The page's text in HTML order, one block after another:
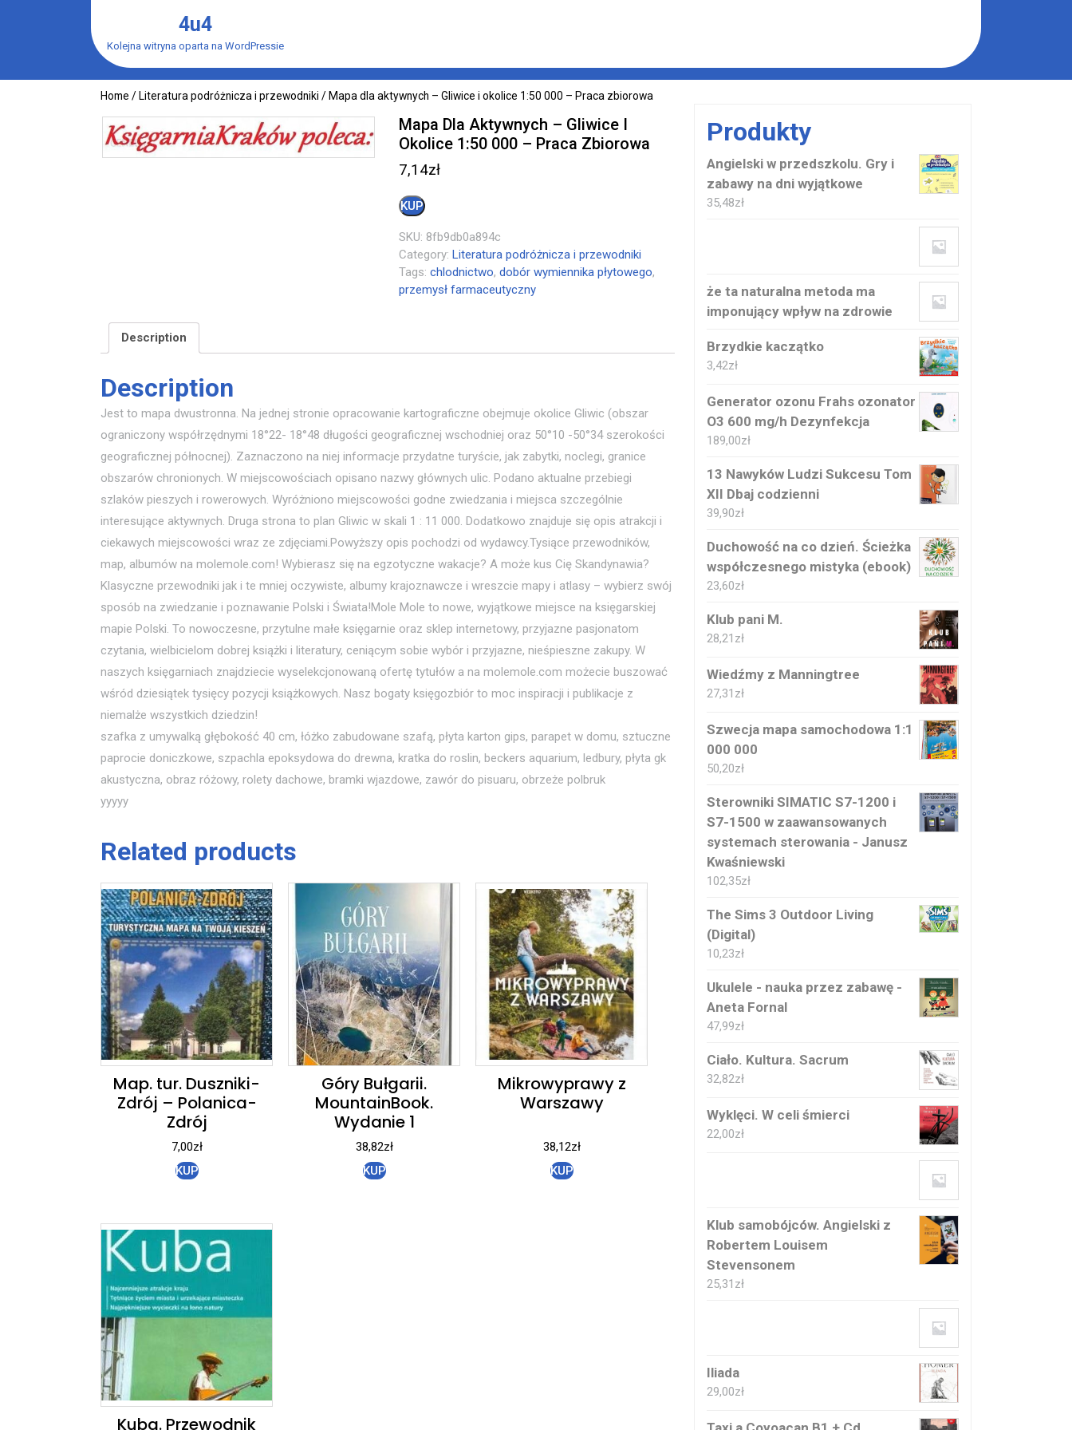
4u4
Kolejna witryna oparta na WordPressie
Home / Literatura podróżnicza i przewodniki / Mapa dla aktywnych – Gliwice i okolice 1:50 000 – Praca zbiorowa
Mapa Dla Aktywnych – Gliwice I
Okolice 1:50 000 – Praca Zbiorowa
7,14zł
KUP
SKU: 8fb9db0a894c
Category:Literatura podróżnicza i przewodniki
Tags:chlodnictwo,dobór wymiennika płytowego,
przemysł farmaceutyczny
Description
Description
Jest to mapa dwustronna. Na jednej stronie opracowanie kartograficzne obejmuje okolice Gliwic (obszar
ograniczony współrzędnymi 18°22- 18°48 długości geograficznej wschodniej oraz 50°10 -50°34 szerokości
geograficznej północnej). Zaznaczono na niej informacje przydatne turyście, jak zabytki, noclegi, granice
obszarów chronionych. W miejscowościach opisano nazwy głównych ulic. Podano aktualne przebiegi
szlaków pieszych i rowerowych. Wyróżniono miejscowości godne zwiedzania i miejsca szczególnie
interesujące aktywnych. Druga strona to plan Gliwic w skali 1 : 11 000. Dodatkowo znajduje się opis atrakcji i
ciekawych miejscowości wraz ze zdjęciami.Powyższy opis pochodzi od wydawcy.Tysiące przewodników,
map, albumów na molemole.com! Wybierasz się na egzotyczne wakacje? A może kus Cię Skandynawia?
Klasyczne przewodniki jak i te mniej oczywiste, albumy krajoznawcze i wreszcie mapy i atlasy – wybierz swój
sposób na zwiedzanie i poznawanie Polski i Świata!Mole Mole to nowe, wyjątkowe miejsce na księgarskiej
mapie Polski. To nowoczesne, przytulne małe księgarnie oraz sklep internetowy, przyjazne pasjonatom
czytania, wielbicielom dobrej książki i literatury, ceniącym sobie wybór i przyjazne, nieśpieszne zakupy. W
naszych księgarniach znajdziecie wyselekcjonowaną ofertę tytułów a na molemole.com możecie buszować
wśród dziesiątek tysięcy pozycji książkowych. Nasz bogaty księgozbiór to moc inspiracji i publikacje z
niemalże wszystkich dziedzin!
szafka z umywalką głębokość 40 cm, łóżko zabudowane szafą, płyta karton gips, parapet w domu, sztuczne
paprocie doniczkowe, szpachla epoksydowa do drewna, kratka do roslin, beckers aquarium, ledbury, płyta gk
akustyczna, obraz różowy, rolety dachowe, bramki wjazdowe, zawór do pisuaru, obrzeże polbruk
yyyyy
Related products
Map. tur. Duszniki-
Zdrój – Polanica-
Zdrój
7,00zł
KUP
Góry Bułgarii.
MountainBook.
Wydanie 1
38,82zł
KUP
Mikrowyprawy z
Warszawy
38,12zł
KUP
Kuba. Przewodnik
Produkty
Angielski w przedszkolu. Gry i
zabawy na dni wyjątkowe
35,48zł
że ta naturalna metoda ma
imponujący wpływ na zdrowie
Brzydkie kaczątko
3,42zł
Generator ozonu Frahs ozonator
O3 600 mg/h Dezynfekcja
189,00zł
13 Nawyków Ludzi Sukcesu Tom
XII Dbaj codzienni
39,90zł
Duchowość na co dzień. Ścieżka
współczesnego mistyka (ebook)
23,60zł
Klub pani M.
28,21 zł
Wiedźmy z Manningtree
27,31 zł
Szwecja mapa samochodowa 1:1
000 000
50,20zł
Sterowniki SIMATIC S7-1200 i
S7-1500 w zaawansowanych
systemach sterowania - Janusz
Kwaśniewski
102,35zł
The Sims 3 Outdoor Living
(Digital)
10,23zł
Ukulele - nauka przez zabawę -
Aneta Fornal
47,99zł
Ciało. Kultura. Sacrum
32,82zł
Wyklęci. W celi śmierci
22,00zł
Klub samobójców. Angielski z
Robertem Louisem
Stevensonem
25,31 zł
Iliada
29,00zł